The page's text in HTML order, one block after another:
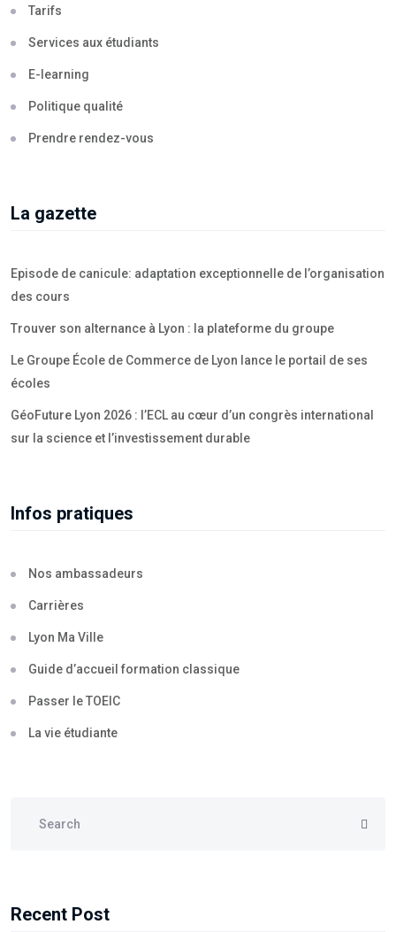
Tarifs
Services aux étudiants
E-learning
Politique qualité
Prendre rendez-vous
La gazette
Episode de canicule: adaptation exceptionnelle de l’organisation
des cours
Trouver son alternance à Lyon : la plateforme du groupe
Le Groupe École de Commerce de Lyon lance le portail de ses
écoles
GéoFuture Lyon 2026 : l’ECL au cœur d’un congrès international
sur la science et l’investissement durable
Infos pratiques
Nos ambassadeurs
Carrières
Lyon Ma Ville
Guide d’accueil formation classique
Passer le TOEIC
La vie étudiante
Recent Post